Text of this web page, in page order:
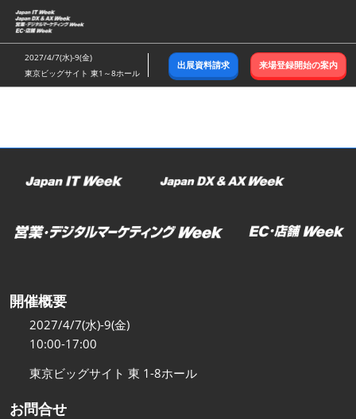
ス
キ
ッ
し
む
2027/4/7(水)-9(金)
東京ビッグサイト 東1～8ホール
出展資料請求 来場登録開始の案内
開催概要
2027/4/7(水)-9(金)
10:00-17:00
東京ビッグサイト 東 1-8ホール
お問合せ